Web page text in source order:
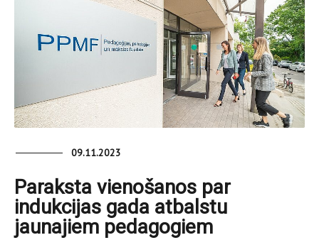
09.11.2023
Paraksta vienošanos par
indukcijas gada atbalstu
jaunajiem pedagogiem